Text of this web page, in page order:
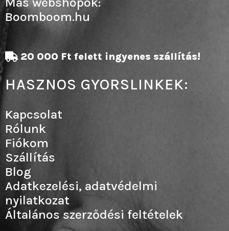
20 000 Ft felett ingyenes szállítás!
HASZNOS GYORSLINKEK:
Kapcsolat
Rólunk
Fiókom
Szállítás
Blog
Adatkezelési, adatvédelmi
nyilatkozat
Általános szerződési feltételek
Boomboom.hu